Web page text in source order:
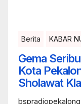
Berita KABAR
Gema
Kota
Sholawat